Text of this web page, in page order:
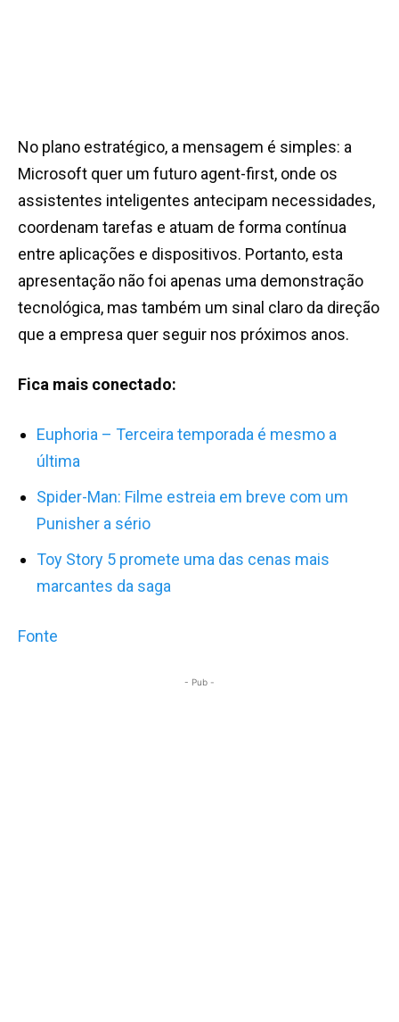
No plano estratégico, a mensagem é simples: a
Microsoft quer um futuro agent-first, onde os
assistentes inteligentes antecipam necessidades,
coordenam tarefas e atuam de forma contínua
entre aplicações e dispositivos. Portanto, esta
apresentação não foi apenas uma demonstração
tecnológica, mas também um sinal claro da direção
que a empresa quer seguir nos próximos anos.
Fica mais conectado:
Euphoria – Terceira temporada é mesmo a
última
Spider-Man: Filme estreia em breve com um
Punisher a sério
Toy Story 5 promete uma das cenas mais
marcantes da saga
Fonte
- Pub -